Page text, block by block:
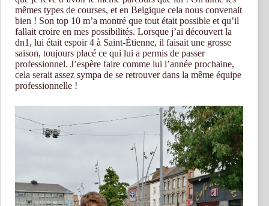
mêmes types de courses, et en Belgique cela nous convenait
bien ! Son top 10 m’a montré que tout était possible et qu’il
fallait croire en mes possibilités. Lorsque j’ai découvert la
dn1, lui était espoir 4 à Saint-Étienne, il faisait une grosse
saison, toujours placé ce qui lui a permis de passer
professionnel. J’espère faire comme lui l’année prochaine,
cela serait assez sympa de se retrouver dans la même équipe
professionnelle !